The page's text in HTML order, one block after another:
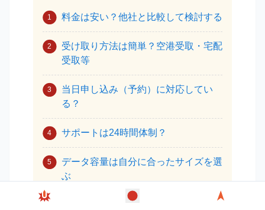
料金は安い？他社と比較して検討する
受け取り方法は簡単？空港受取・宅配
受取等
当日申し込み（予約）に対応してい
る？
サポートは24時間体制？
データ容量は自分に合ったサイズを選
ぶ